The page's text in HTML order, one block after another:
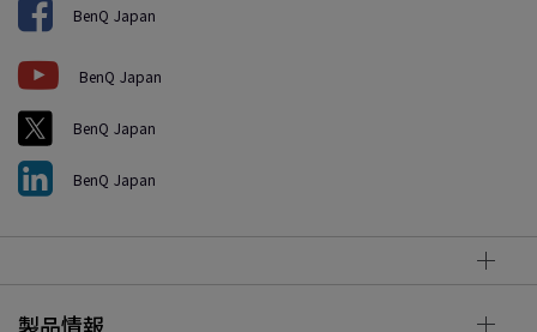
BenQ Japan
BenQ Japan
BenQ Japan
BenQ Japan
製品情報